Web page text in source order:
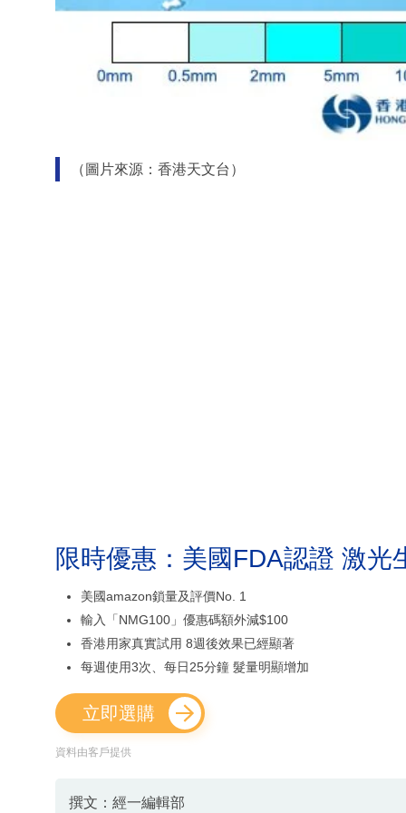
（圖片來源：香港天文台）
限時優惠：美國FDA認證 激光
美國amazon鎖量及評價No. 1
輸入「NMG100」優惠碼額外減$100
香港用家真實試用 8週後效果已經顯著
每週使用3次、每日25分鐘 髮量明顯增加
立即選購
資料由客戶提供
撰文：經一編輯部